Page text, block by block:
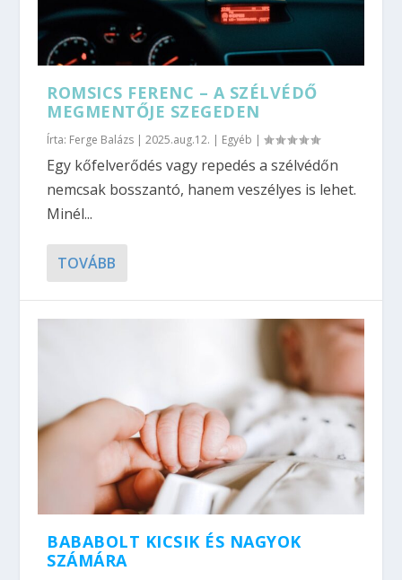
ROMSICS FERENC – A SZÉLVÉDŐ
MEGMENTŐJE SZEGEDEN
Írta: Ferge Balázs |2025.aug.12. | Egyéb |
Egy kőfelverődés vagy repedés a szélvédőn
nemcsak bosszantó, hanem veszélyes is lehet.
Minél...
TOVÁBB
BABABOLT KICSIK ÉS NAGYOK
SZÁMÁRA